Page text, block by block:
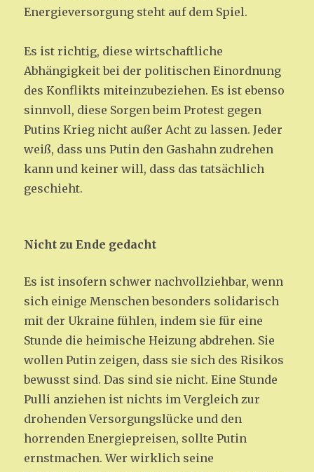
Energieversorgung steht auf dem Spiel.
Es ist richtig, diese wirtschaftliche
Abhängigkeit bei der politischen Einordnung
des Konflikts miteinzubeziehen. Es ist ebenso
sinnvoll, diese Sorgen beim Protest gegen
Putins Krieg nicht außer Acht zu lassen. Jeder
weiß, dass uns Putin den Gashahn zudrehen
kann und keiner will, dass das tatsächlich
geschieht.
Nicht zu Ende gedacht
Es ist insofern schwer nachvollziehbar, wenn
sich einige Menschen besonders solidarisch
mit der Ukraine fühlen, indem sie für eine
Stunde die heimische Heizung abdrehen. Sie
wollen Putin zeigen, dass sie sich des Risikos
bewusst sind. Das sind sie nicht. Eine Stunde
Pulli anziehen ist nichts im Vergleich zur
drohenden Versorgungslücke und den
horrenden Energiepreisen, sollte Putin
ernstmachen. Wer wirklich seine